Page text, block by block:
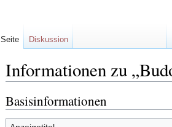
Informationen zu
Basisinformationen
Seite Diskussion